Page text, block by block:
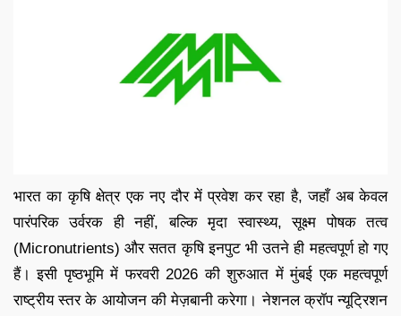
भारत का कृषि क्षेत्र एक नए दौर में प्रवेश कर रहा है, जहाँ अब केवल
पारंपरिक उर्वरक ही नहीं, बल्कि मृदा स्वास्थ्य, सूक्ष्म पोषक तत्व
(Micronutrients) और सतत कृषि इनपुट भी उतने ही महत्वपूर्ण हो गए
हैं। इसी पृष्ठभूमि में फरवरी 2026 की शुरुआत में मुंबई एक महत्वपूर्ण
राष्ट्रीय स्तर के आयोजन की मेज़बानी करेगा। नेशनल क्रॉप न्यूट्रिशन